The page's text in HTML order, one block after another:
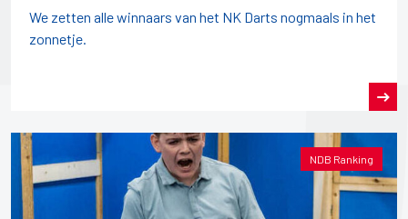
We zetten alle winnaars van het NK Darts nogmaals in het
zonnetje.
NDB Ranking